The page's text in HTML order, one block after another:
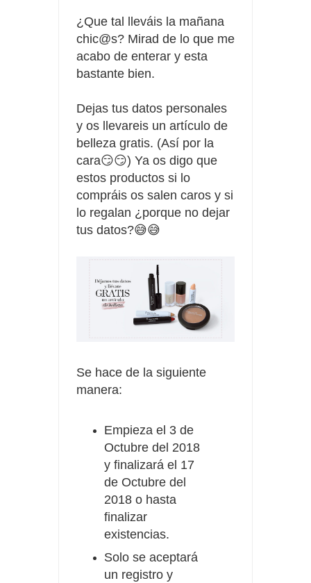
casco
¿Que tal lleváis la mañana
chic@s? Mirad de lo que me
acabo de enterar y esta
bastante bien.
Dejas tus datos personales
y os llevareis un artículo de
belleza gratis. (Así por la
cara😏😏) Ya os digo que
estos productos si lo
compráis os salen caros y si
lo regalan ¿porque no dejar
tus datos?😅😅
Se hace de la siguiente
manera:
Empieza el 3 de
Octubre del 2018
y finalizará el 17
de Octubre del
2018 o hasta
finalizar
existencias.
Solo se aceptará
un registro y